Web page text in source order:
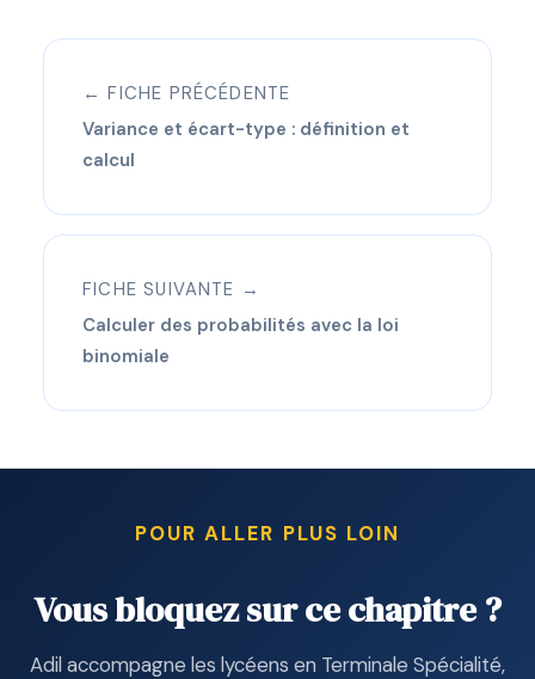
← FICHE PRÉCÉDENTE
Variance et écart-type : définition et
calcul
FICHE SUIVANTE →
Calculer des probabilités avec la loi
binomiale
POUR ALLER PLUS LOIN
Vous bloquez sur ce chapitre ?
Adil accompagne les lycéens en Terminale Spécialité,